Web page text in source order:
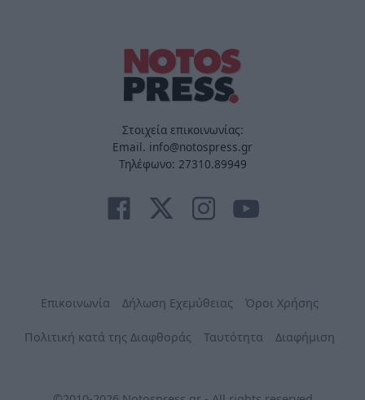
Στοιχεία επικοινωνίας:
Email. info@notospress.gr
Τηλέφωνο: 27310.89949
Επικοινωνία Δήλωση Εχεμύθειας Όροι Χρήσης
Πολιτική κατά της Διαφθοράς Ταυτότητα Διαφήμιση